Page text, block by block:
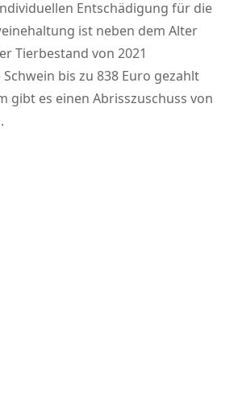
Entschädigung für die
ist neben dem Alter
Tierbestand von 2021
bis zu 838 Euro gezahlt
gibt es einen Abrisszuschuss von